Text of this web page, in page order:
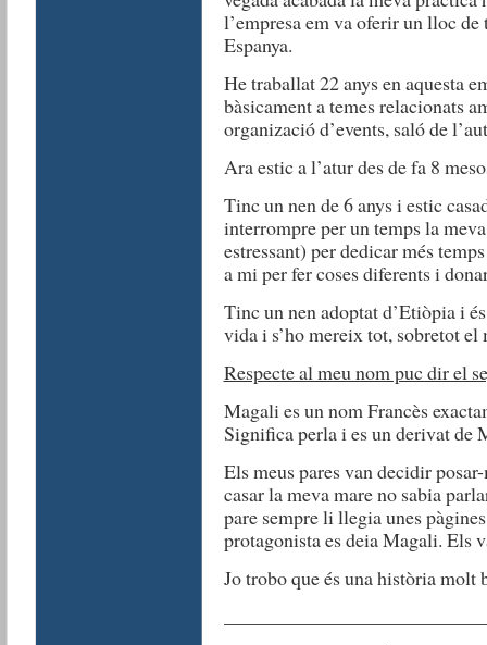
l’empresa em va oferir un lloc
Espanya.
He traballat 22 anys en aquesta
bàsicament a temes relacionats
organizació d’events, saló de
Ara estic a l’atur des de fa 8
Tinc un nen de 6 anys i estic
interrompre per un temps la
estressant) per dedicar més
a mi per fer coses diferents i
Tinc un nen adoptat d’Etiòpia i
vida i s’ho mereix tot, sobretot el
Respecte al meu nom puc dir el
Magali es un nom Francès
Significa perla i es un derivat
Els meus pares van decidir
casar la meva mare no sabia
pare sempre li llegia unes
protagonista es deia Magali. Els
Jo trobo que és una història molt